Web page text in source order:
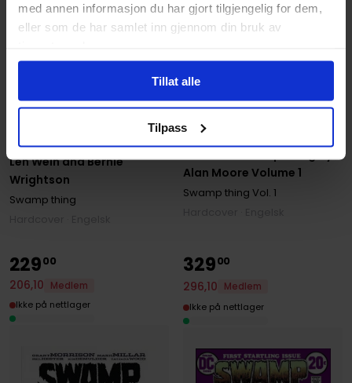
med annen informasjon du har gjort tilgjengelig for dem,
eller som de har samlet inn gjennom din bruk av
Tillat alle
Tilpass
Absolute Swamp Thing by
Len Wein and Bernie
Wrightson
Swamp thing
Alan Moore Volume 1
Alan Moore
Swamp thing Vol. 1
22900
206,10
Medlem
Ikke på nettlager
32900
296,10
Medlem
Ikke på nettlager